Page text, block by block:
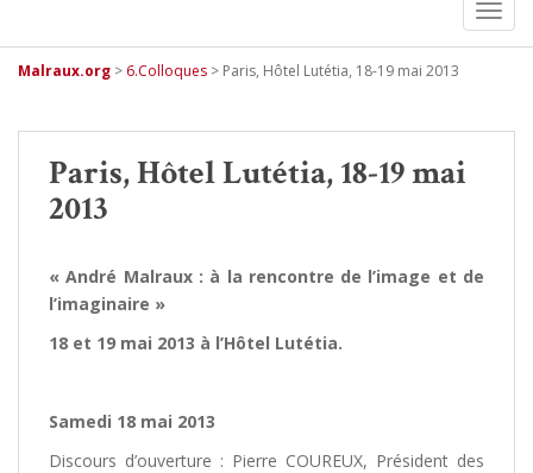
Malraux.org > 6.Colloques > Paris, Hôtel Lutétia, 18-19 mai 2013
Paris, Hôtel Lutétia, 18-19 mai
2013
« André Malraux : à la rencontre de l’image et de
l’imaginaire »
18 et 19 mai 2013 à l’Hôtel Lutétia.
Samedi 18 mai 2013
Discours d’ouverture : Pierre COUREUX, Président des